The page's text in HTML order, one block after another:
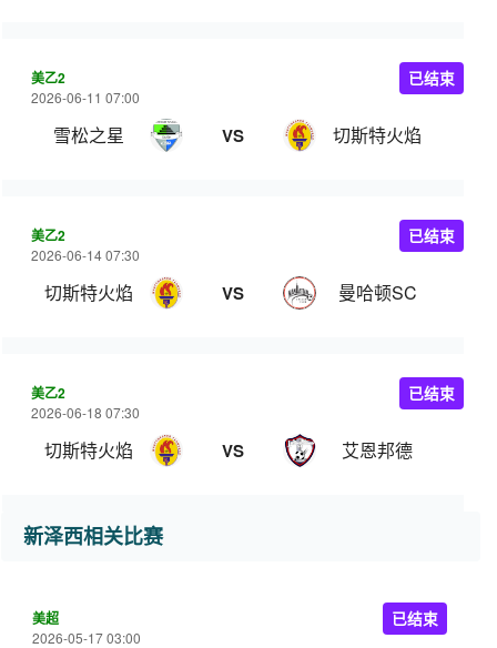
美乙2
2026-06-11 07:00
雪松之星 VS 切斯特火焰
已结束
美乙2
2026-06-14 07:30
切斯特火焰 VS 曼哈顿SC
已结束
美乙2
2026-06-18 07:30
切斯特火焰 VS 艾恩邦德
已结束
新泽西相关比赛
美超
2026-05-17 03:00
已结束